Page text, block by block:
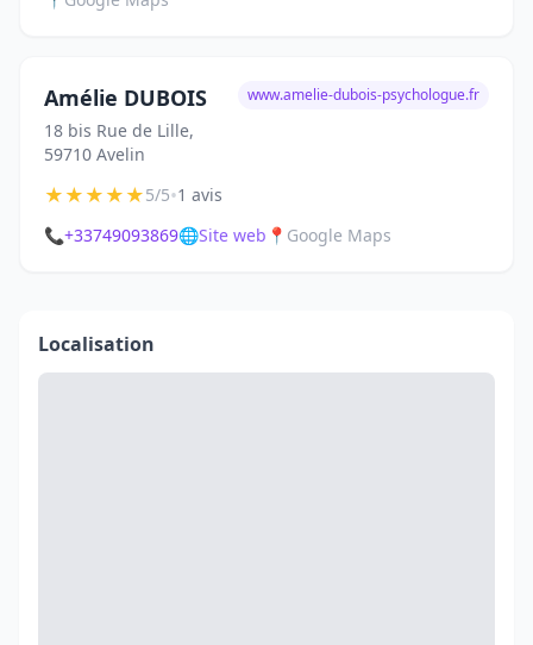
Amélie DUBOIS
18 bis Rue de Lille,
59710 Avelin
www.amelie-dubois-psychologue.fr
★★★★★5/5•1 avis
📞+33749093869🌐Site web 📍 Google Maps
Localisation